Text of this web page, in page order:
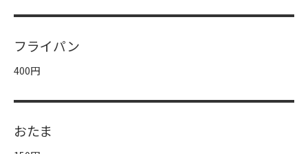
フライパン
400円
おたま